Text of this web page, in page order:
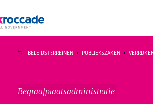
Begraafplaatsadministratie
BELEIDSTERREINEN PUBLIEKSZAKEN VERRIJKEN